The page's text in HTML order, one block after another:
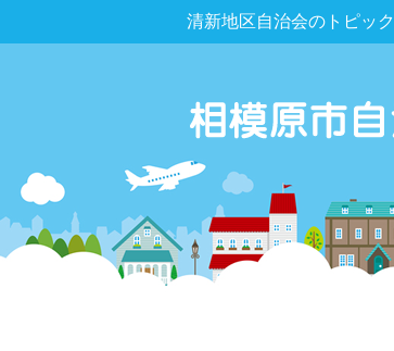
清新地区自治会のトピッ